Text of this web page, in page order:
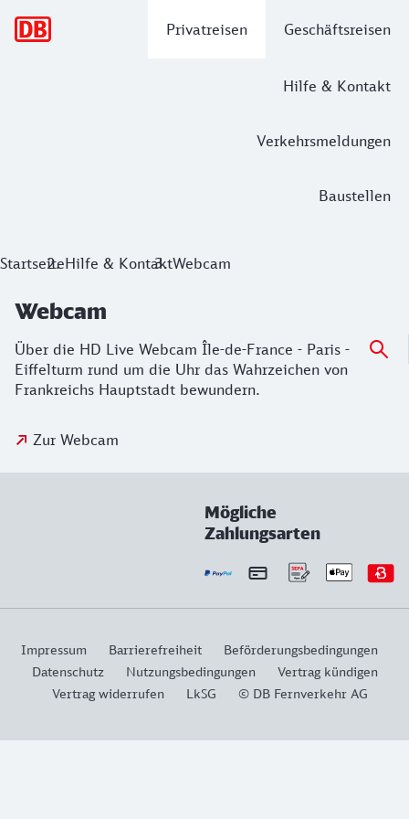
Privatreisen Geschäftsreisen
Hilfe & Kontakt
Verkehrsmeldungen
Baustellen
StartseiteHilfe & KontaktWebcam
Webcam
Über die HD Live Webcam Île-de-France - Paris -
Eiffelturm rund um die Uhr das Wahrzeichen von
Frankreichs Hauptstadt bewundern.
Zur Webcam
Mögliche
Zahlungsarten
Impressum Barrierefreiheit
Beförderungsbedingungen
Datenschutz
Nutzungsbedingungen
Vertrag kündigen
Vertrag widerrufen
LkSG © DB Fernverkehr AG